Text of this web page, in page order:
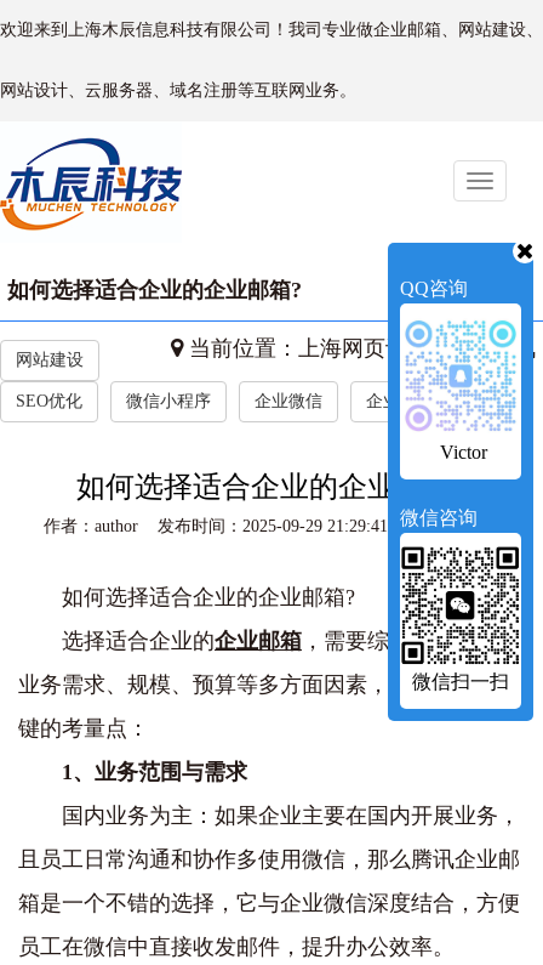
欢迎来到上海木辰信息科技有限公司！我司专业做企业邮箱、网站建设、
网站设计、云服务器、域名注册等互联网业务。
Toggle
如何选择适合企业的企业邮箱?
当前位置： 上海网页设计->新闻资讯
网站建设
SEO优化 微信小程序 企业微信 企业新闻
如何选择适合企业的企业邮箱?
作者：author 发布时间：2025-09-29 21:29:41 访问量：484
如何选择适合企业的企业邮箱?
选择适合企业的企业邮箱 ，需要综合考虑企业的
业务需求、规模、预算等多方面因素，以下是一些关
键的考量点：
1、业务范围与需求
国内业务为主：如果企业主要在国内开展业务，
且员工日常沟通和协作多使用微信，那么腾讯企业邮
箱是一个不错的选择，它与企业微信深度结合，方便
员工在微信中直接收发邮件，提升办公效率。
QQ咨询
Victor
微信咨询
微信扫一扫